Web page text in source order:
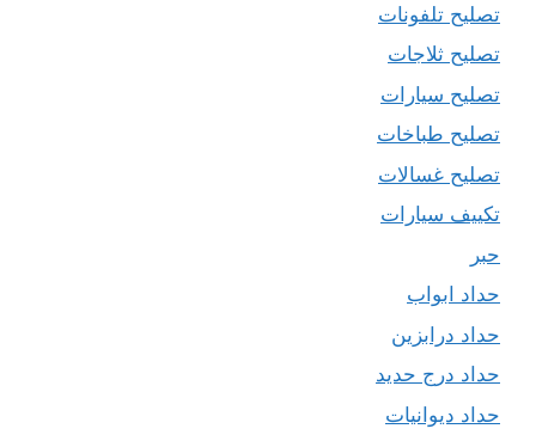
تصليح تلفونات
تصليح ثلاجات
تصليح سيارات
تصليح طباخات
تصليح غسالات
تكييف سيارات
حبر
حداد ابواب
حداد درابزين
حداد درج حديد
حداد ديوانيات